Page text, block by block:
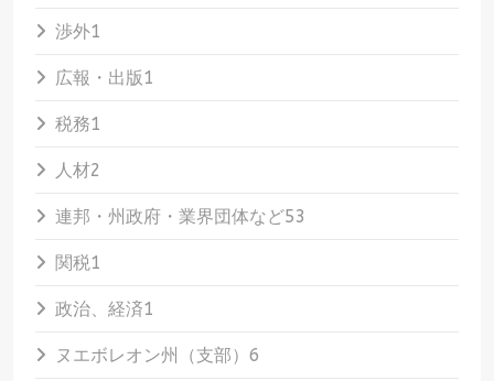
渉外1
広報・出版1
税務1
人材2
連邦・州政府・業界団体など53
関税1
政治、経済1
ヌエボレオン州（支部） 6